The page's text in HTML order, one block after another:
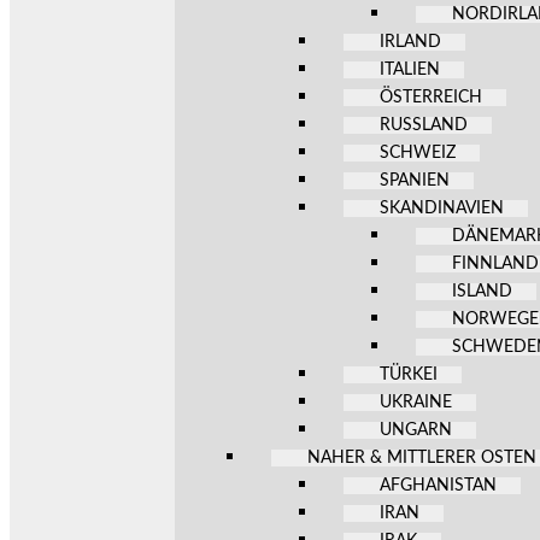
IRLAND
ITALIEN
ÖSTERREICH
RUSSLAND
SCHWEIZ
SPANIEN
SKANDINAVIEN
FINNLAND
ISLAND
TÜRKEI
UKRAINE
UNGARN
NAHER & MITTLERER OSTEN
AFGHANISTAN
IRAN